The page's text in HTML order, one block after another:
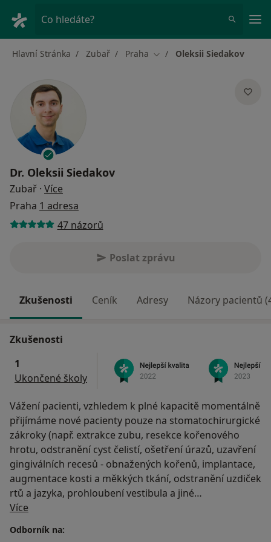
Co hledáte?
Hlavní Stránka Zubař Praha Změna města
Oleksii Siedakov
Dr. Oleksii Siedakov
Zubař · Více
Praha 1 adresa
47 názorů
Poslat zprávu
Zkušenosti Ceník Adresy Názory pacientů
Zkušenosti
1
Ukončené školy
Vážení pacienti, vzhledem k plné kapacitě momentálně
přijímáme nové pacienty pouze na stomatochirurgické
zákroky (např. extrakce zubu, resekce kořenového
hrotu, odstranění cyst čelistí, ošetření úrazů, uzavření
gingiválních recesů - obnažených kořenů, implantace,
augmentace kosti a měkkých tkání, odstranění uzdiček
rtů a jazyka, prohloubení vestibula a jiné
stomatochirurgické zákroky), estetické a funkční
rekonstrukce chrupu (keramické fazety / korunky atd.)
a také se Žádosti o ošetření od jiného lékaře.
Více
Odborník na: